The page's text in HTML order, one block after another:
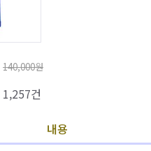
140,000원
1,257건
내용